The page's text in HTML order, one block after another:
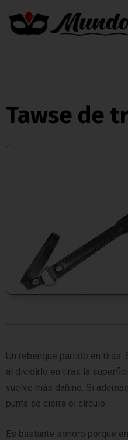
Tawse de
Un rebenque partido en tiras.
al dividirlo en tiras la
vuelve más dañino. Si
punta se cierra el círculo.
Es bastante sonoro porque